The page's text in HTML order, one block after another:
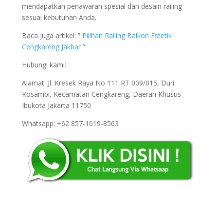
mendapatkan penawaran spesial dan desain railing
sesuai kebutuhan Anda.
Baca juga artikel: ” Pilihan Railing Balkon Estetik
Cengkareng Jakbar”
Hubungi kami:
Alamat: Jl. Kresek Raya No 111 RT 009/015, Duri
Kosambi, Kecamatan Cengkareng, Daerah Khusus
Ibukota Jakarta 11750
Whatsapp: +62 857-1019-8563